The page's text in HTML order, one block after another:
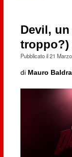
Devil,
troppo?)
Pubblicato il21
di Mauro